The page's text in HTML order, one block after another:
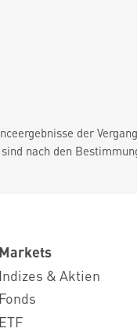
der
nach den
Markets
Indizes & Aktien
Fonds
ETF